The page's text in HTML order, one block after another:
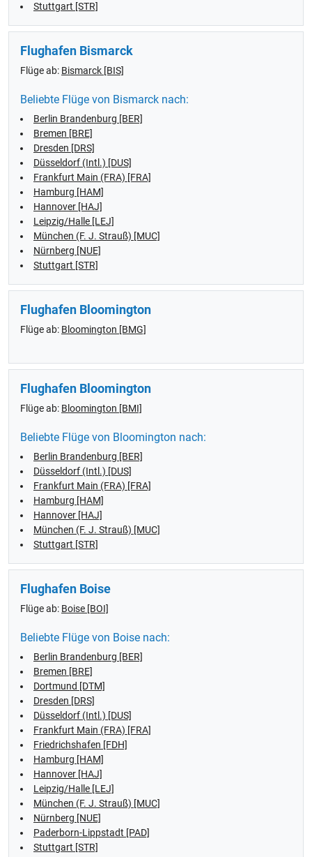
Stuttgart [STR]
Flughafen Bismarck
Flüge ab: Bismarck [BIS]
Beliebte Flüge von Bismarck nach:
Berlin Brandenburg [BER]
Bremen [BRE]
Dresden [DRS]
Düsseldorf (Intl.) [DUS]
Frankfurt Main (FRA) [FRA]
Hamburg [HAM]
Hannover [HAJ]
Leipzig/Halle [LEJ]
München (F. J. Strauß) [MUC]
Nürnberg [NUE]
Stuttgart [STR]
Flughafen Bloomington
Flüge ab: Bloomington [BMG]
Flughafen Bloomington
Flüge ab: Bloomington [BMI]
Beliebte Flüge von Bloomington nach:
Berlin Brandenburg [BER]
Düsseldorf (Intl.) [DUS]
Frankfurt Main (FRA) [FRA]
Hamburg [HAM]
Hannover [HAJ]
München (F. J. Strauß) [MUC]
Stuttgart [STR]
Flughafen Boise
Flüge ab: Boise [BOI]
Beliebte Flüge von Boise nach:
Berlin Brandenburg [BER]
Bremen [BRE]
Dortmund [DTM]
Dresden [DRS]
Düsseldorf (Intl.) [DUS]
Frankfurt Main (FRA) [FRA]
Friedrichshafen [FDH]
Hamburg [HAM]
Hannover [HAJ]
Leipzig/Halle [LEJ]
München (F. J. Strauß) [MUC]
Nürnberg [NUE]
Paderborn-Lippstadt [PAD]
Stuttgart [STR]